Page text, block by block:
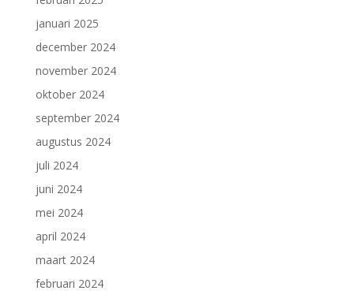
januari 2025
december 2024
november 2024
oktober 2024
september 2024
augustus 2024
juli 2024
juni 2024
mei 2024
april 2024
maart 2024
februari 2024